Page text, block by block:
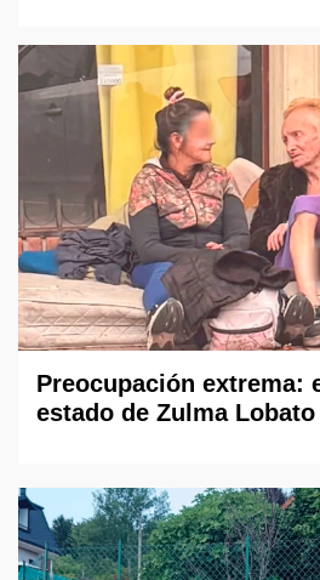
Preocupación extrema:
estado de Zulma Lobato